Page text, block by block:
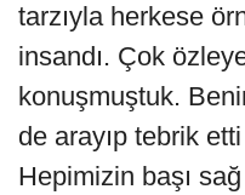
tarzıyla herkese
insandı. Çok
konuşmuştuk.
de arayıp tebrik
Hepimizin başı